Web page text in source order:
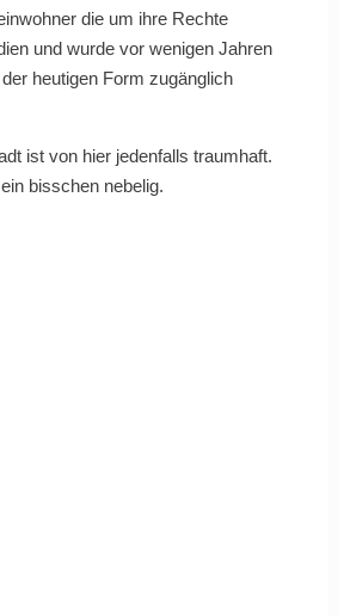
die um ihre Rechte
und wurde vor wenigen Jahren
heutigen Form zugänglich
ist von hier jedenfalls traumhaft.
bisschen nebelig.